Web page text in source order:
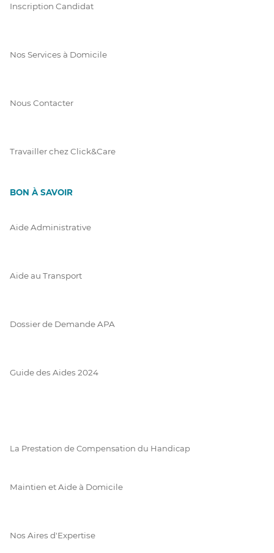
Inscription Candidat
Nos Services à Domicile
Nous Contacter
Travailler chez Click&Care
BON À SAVOIR
Aide Administrative
Aide au Transport
Dossier de Demande APA
Guide des Aides 2024
La Prestation de Compensation du Handicap
Maintien et Aide à Domicile
Nos Aires d'Expertise